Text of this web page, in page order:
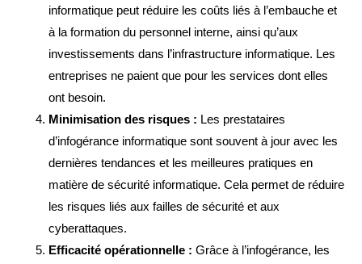
informatique peut réduire les coûts liés à l’embauche et
à la formation du personnel interne, ainsi qu’aux
investissements dans l’infrastructure informatique. Les
entreprises ne paient que pour les services dont elles
ont besoin.
Minimisation des risques : Les prestataires
d’infogérance informatique sont souvent à jour avec les
dernières tendances et les meilleures pratiques en
matière de sécurité informatique. Cela permet de réduire
les risques liés aux failles de sécurité et aux
cyberattaques.
Efficacité opérationnelle : Grâce à l’infogérance, les